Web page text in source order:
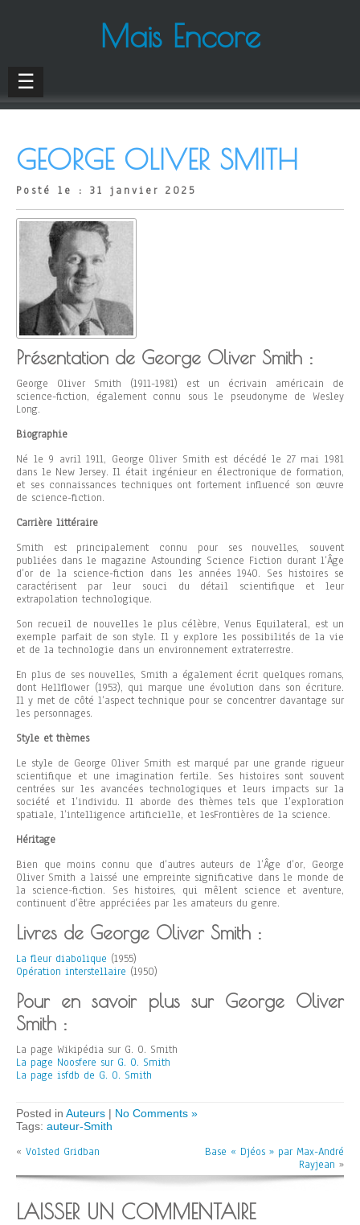
Mais Encore
☰
GEORGE OLIVER SMITH
Posté le : 31 janvier 2025
Présentation de George Oliver Smith :
George Oliver Smith (1911-1981) est un écrivain américain de
science-fiction, également connu sous le pseudonyme de Wesley
Long.
Biographie
Né le 9 avril 1911, George Oliver Smith est décédé le 27 mai 1981
dans le New Jersey. Il était ingénieur en électronique de formation,
et ses connaissances techniques ont fortement influencé son œuvre
de science-fiction.
Carrière littéraire
Smith est principalement connu pour ses nouvelles, souvent
publiées dans le magazine Astounding Science Fiction durant l’Âge
d’or de la science-fiction dans les années 1940. Ses histoires se
caractérisent par leur souci du détail scientifique et leur
extrapolation technologique.
Son recueil de nouvelles le plus célèbre, Venus Equilateral, est un
exemple parfait de son style. Il y explore les possibilités de la vie
et de la technologie dans un environnement extraterrestre.
En plus de ses nouvelles, Smith a également écrit quelques romans,
dont Hellflower (1953), qui marque une évolution dans son écriture.
Il y met de côté l’aspect technique pour se concentrer davantage sur
les personnages.
Style et thèmes
Le style de George Oliver Smith est marqué par une grande rigueur
scientifique et une imagination fertile. Ses histoires sont souvent
centrées sur les avancées technologiques et leurs impacts sur la
société et l’individu. Il aborde des thèmes tels que l’exploration
spatiale, l’intelligence artificielle, et lesFrontières de la science.
Héritage
Bien que moins connu que d’autres auteurs de l’Âge d’or, George
Oliver Smith a laissé une empreinte significative dans le monde de
la science-fiction. Ses histoires, qui mêlent science et aventure,
continuent d’être appréciées par les amateurs du genre.
Livres de George Oliver Smith :
La fleur diabolique (1955)
Opération interstellaire (1950)
Pour en savoir plus sur George Oliver
Smith :
La page Wikipédia sur G. O. Smith
La page Noosfere sur G. O. Smith
La page isfdb de G. O. Smith
Posted in Auteurs | No Comments »
Tags: auteur-Smith
« Volsted Gridban
Base « Djéos » par Max-André
Rayjean »
LAISSER UN COMMENTAIRE